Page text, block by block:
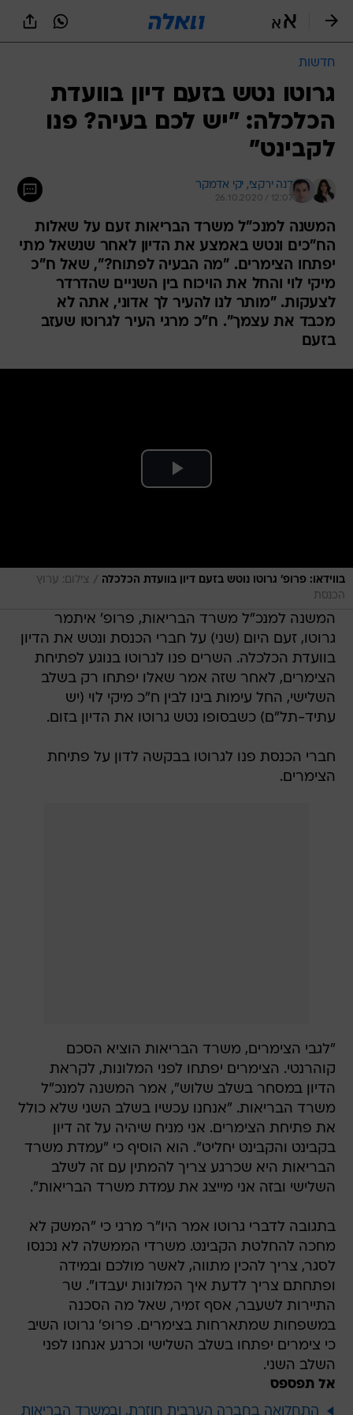
חדשות
גרוטו נטש בזעם דיון בוועדת
הכלכלה: "יש לכם בעיה? פנו
לקבינט"
דנה ירקצי, יקי אדמקר
26.10.2020 / 12:07
המשנה למנכ"ל משרד הבריאות זעם על שאלות
הח"כים ונטש באמצע את הדיון לאחר שנשאל מתי
יפתחו הצימרים. "מה הבעיה לפתוח?", שאל ח"כ
מיקי לוי והחל את הויכוח בין השניים שהדרדר
לצעקות. "מותר לנו להעיר לך אדוני, אתה לא
מכבד את עצמך". ח"כ מרגי העיר לגרוטו שעזב
בזעם
בווידאו: פרופ' גרוטו נוטש בזעם דיון בוועדת הכלכלה / צילום: ערוץ
הכנסת
המשנה למנכ"ל משרד הבריאות, פרופ' איתמר
גרוטו, זעם היום (שני) על חברי הכנסת ונטש את הדיון
בוועדת הכלכלה. השרים פנו לגרוטו בנוגע לפתיחת
הצימרים, לאחר שזה אמר שאלו יפתחו רק בשלב
השלישי, החל עימות בינו לבין ח"כ מיקי לוי (יש
עתיד-תל"ם) כשבסופו נטש גרוטו את הדיון בזום.
חברי הכנסת פנו לגרוטו בבקשה לדון על פתיחת
הצימרים.
"לגבי הצימרים, משרד הבריאות הוציא הסכם
קוהרנטי. הצימרים יפתחו לפני המלונות, לקראת
הדיון במסחר בשלב שלוש", אמר המשנה למנכ"ל
משרד הבריאות. "אנחנו עכשיו בשלב השני שלא כולל
את פתיחת הצימרים. אני מניח שיהיה על זה דיון
בקבינט והקבינט יחליט". הוא הוסיף כי "עמדת משרד
הבריאות היא שכרגע צריך להמתין עם זה לשלב
השלישי ובזה אני מייצג את עמדת משרד הבריאות".
בתגובה לדברי גרוטו אמר היו"ר מרגי כי "המשק לא
מחכה להחלטת הקבינט. משרדי הממשלה לא נכנסו
לסגר, צריך להכין מתווה, לאשר מולכם ובמידה
ופתחתם צריך לדעת איך המלונות יעבדו". שר
התיירות לשעבר, אסף זמיר, שאל מה הסכנה
במשפחות שמתארחות בצימרים. פרופ' גרוטו השיב
כי צימרים יפתחו בשלב השלישי וכרגע אנחנו לפני
השלב השני.
אל תפספס
התחלואה בחברה הערבית חוזרת, ובמשרד הבריאות